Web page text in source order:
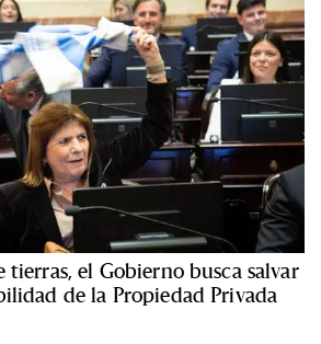
el Gobierno busca salvar
de la Propiedad Privada